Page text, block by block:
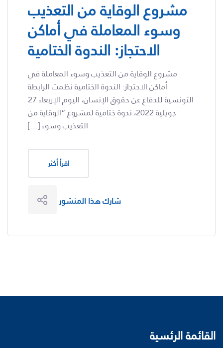
مشروع الوقاية من التعذيب
وسوء المعاملة في أماكن
الاحتجاز: الندوة الختامية
مشروع الوقاية من التعذيب وسوء المعاملة في
أماكن الاحتجاز: الندوة الختامية نظمت الرابطة
التونسية للدفاع عن حقوق الإنسان، اليوم الإربعاء 27
جويلية 2022، ندوة ختامية لمشروع “الوقاية من
التعذيب وسوء […]
اقرأ أكثر
شارك هذا المنشور
القائمة الرئسية